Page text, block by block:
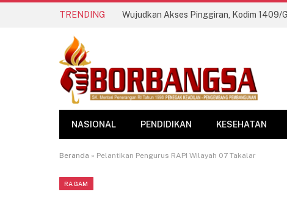
TRENDING
NASIONAL PENDIDIKAN KESEHATAN
Beranda » Pelantikan Pengurus RAPI Wilayah 07 Takalar
RAGAM